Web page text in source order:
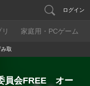
ログイン
家庭用・PCゲーム
取
員会FREE オー